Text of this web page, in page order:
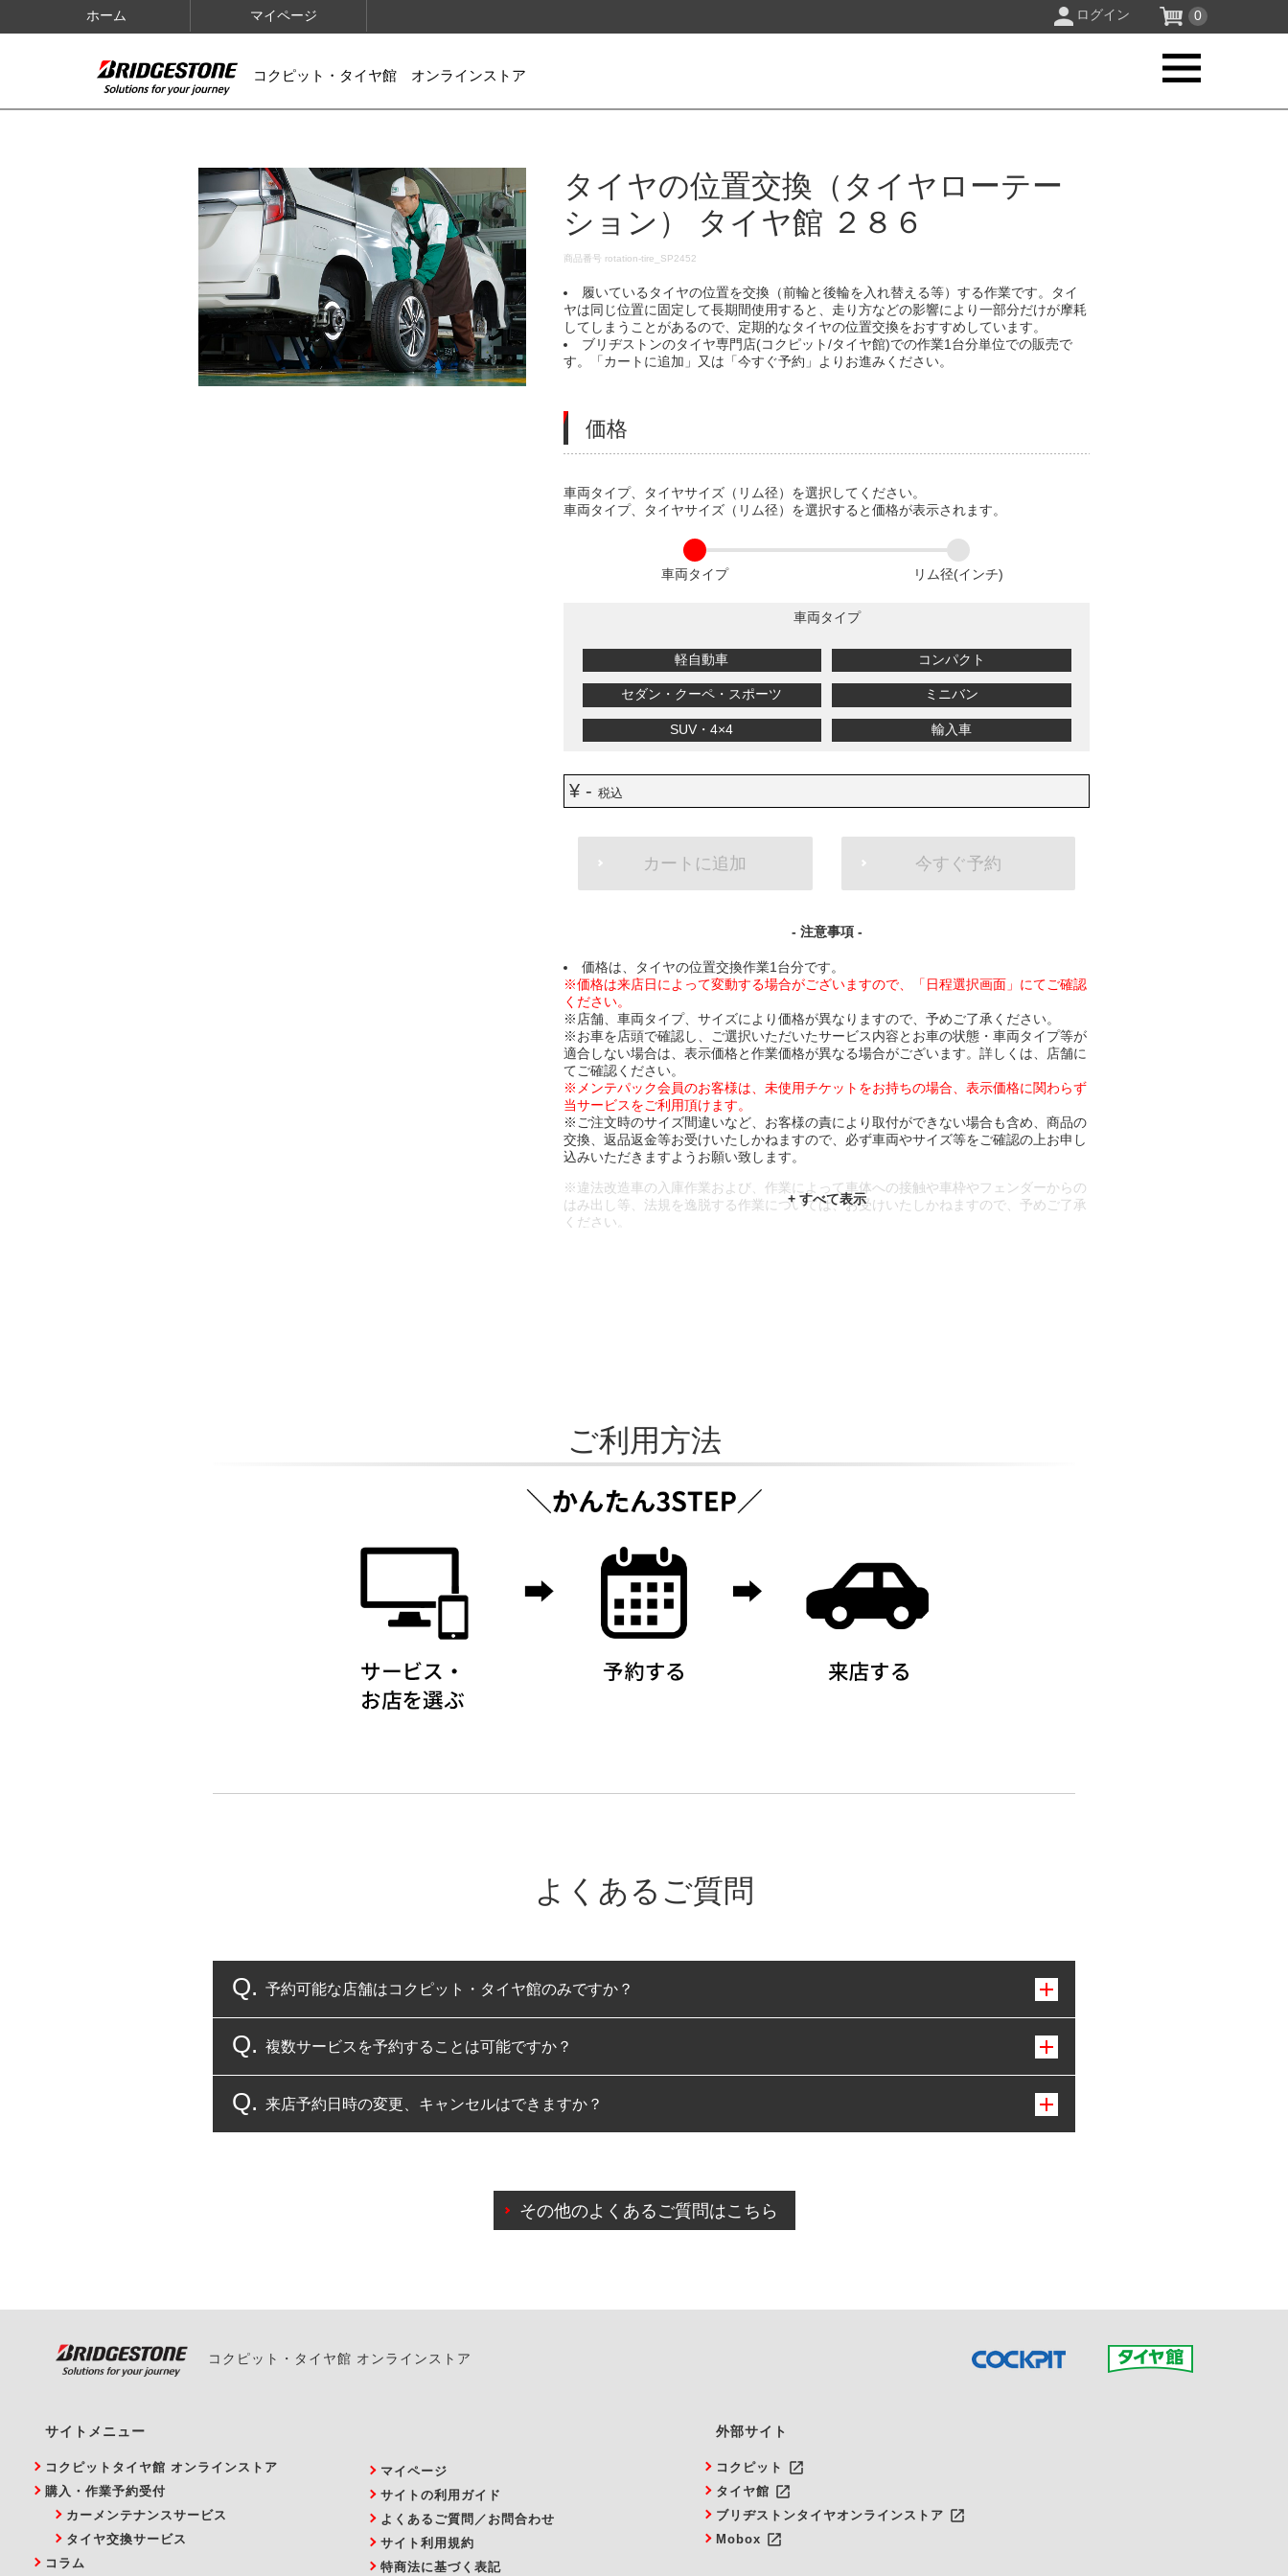
ホーム マイページ ログイン 0
コクピット・タイヤ館 オンラインストア
IMAGES
タイヤの位置交換（タイヤローテー
ション） タイヤ館 ２８６
DETAILS
商品番号 rotation-tire_SP2452
履いているタイヤの位置を交換（前輪と後輪を入れ替える等）する作業です。タイ
ヤは同じ位置に固定して長期間使用すると、走り方などの影響により一部分だけが摩耗
してしまうことがあるので、定期的なタイヤの位置交換をおすすめしています。
ブリヂストンのタイヤ専門店(コクピット/タイヤ館)での作業1台分単位での販売で
す。「カートに追加」又は「今すぐ予約」よりお進みください。
価格
VARIATIONS
車両タイプ、タイヤサイズ（リム径）を選択してください。
車両タイプ、タイヤサイズ（リム径）を選択すると価格が表示されます。
車両タイプ リム径(インチ)
車両タイプ
軽自動車 コンパクト
セダン・クーペ・スポーツ ミニバン
SUV・4×4 輸入車
¥ -税込
カートに追加 今すぐ予約
- 注意事項 -
価格は、タイヤの位置交換作業1台分です。
※価格は来店日によって変動する場合がございますので、「日程選択画面」にてご確認
ください。
※店舗、車両タイプ、サイズにより価格が異なりますので、予めご了承ください。
※お車を店頭で確認し、ご選択いただいたサービス内容とお車の状態・車両タイプ等が
適合しない場合は、表示価格と作業価格が異なる場合がございます。詳しくは、店舗に
てご確認ください。
※メンテパック会員のお客様は、未使用チケットをお持ちの場合、表示価格に関わらず
当サービスをご利用頂けます。
※ご注文時のサイズ間違いなど、お客様の責により取付ができない場合も含め、商品の
交換、返品返金等お受けいたしかねますので、必ず車両やサイズ等をご確認の上お申し
込みいただきますようお願い致します。
※違法改造車の入庫作業および、作業によって車体への接触や車枠やフェンダーからの
はみ出し等、法規を逸脱する作業については、お受けいたしかねますので、予めご了承
ください。
ご利用方法
よくあるご質問
予約可能な店舗はコクピット・タイヤ館のみですか？
コクピット・タイヤ館のみとなります。
複数サービスを予約することは可能ですか？
複数サービスのご予約は可能です。
来店予約日時の変更、キャンセルはできますか？
また、やむを得ない事由によりご予約のキャンセルをご希望の際は、直接ご予約いただいた店舗へご連絡くださ
その他のよくあるご質問はこちら
コクピット・タイヤ館 オンラインストア
サイトメニュー
コクピットタイヤ館 オンラインストア
購入・作業予約受付
カーメンテナンスサービス
タイヤ交換サービス
コラム
マイページ
サイトの利用ガイド
よくあるご質問／お問合わせ
サイト利用規約
特商法に基づく表記
外部サイト
コクピット launch
タイヤ館 launch
ブリヂストンタイヤオンラインストア launch
Mobox launch